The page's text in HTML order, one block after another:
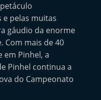
pelas muitas
gáudio da enorme
Com mais de 40
Pinhel, a
Pinhel continua a
do Campeonato